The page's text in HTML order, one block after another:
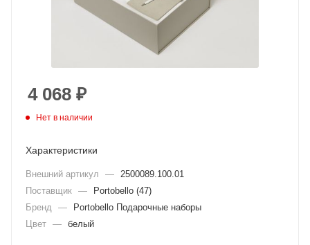
4 068 ₽
Нет в наличии
Характеристики
Внешний артикул —
2500089.100.01
Поставщик —
Portobello (47)
Бренд
—
Portobello Подарочные наборы
Цвет — белый